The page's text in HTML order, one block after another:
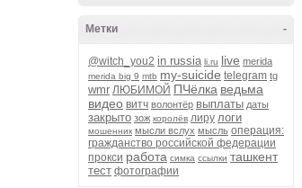
-
Метки
@witch_you2 in russia li.ru live merida
merida big 9 mtb my-suicide telegram tg
wmr ЛЮБИМОЙ ПЧёлка ведьма
видео витч волонтёр выплаты даты
закрыто зож королёв лиру логи
мошенник мысли вслух мысль операция:
гражданство российской федерации
прокси работа симка ссылки ташкент
тест фотографии